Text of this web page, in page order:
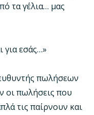
τα γέλια… μας
για εσάς…»
πωλήσεων
οι πωλήσεις που
τις παίρνουν και